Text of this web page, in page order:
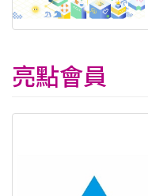
亮點會員